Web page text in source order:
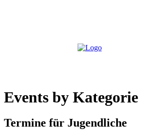
Events by Kategorie
Termine für Jugendliche